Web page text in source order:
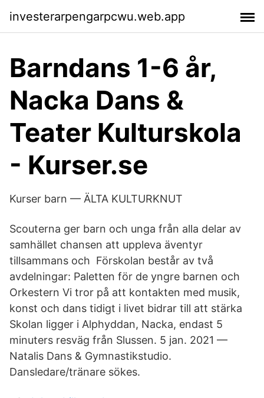
investerarpengarpcwu.web.app
Barndans 1-6 år,
Nacka Dans &
Teater Kulturskola
- Kurser.se
Kurser barn — ÄLTA KULTURKNUT
Scouterna ger barn och unga från alla delar av
samhället chansen att uppleva äventyr
tillsammans och Förskolan består av två
avdelningar: Paletten för de yngre barnen och
Orkestern Vi tror på att kontakten med musik,
konst och dans tidigt i livet bidrar till att stärka
Skolan ligger i Alphyddan, Nacka, endast 5
minuters resväg från Slussen. 5 jan. 2021 —
Natalis Dans & Gymnastikstudio.
Dansledare/tränare sökes.